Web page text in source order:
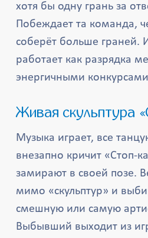
хотя бы одну грань за
Побеждает та команда,
соберёт больше граней.
работает как разрядка
энергичными
Живая скульптура
Музыка играет, все
внезапно кричит «Стоп-
замирают в своей позе.
мимо «скульптур» и
смешную или самую
Выбывший выходит из